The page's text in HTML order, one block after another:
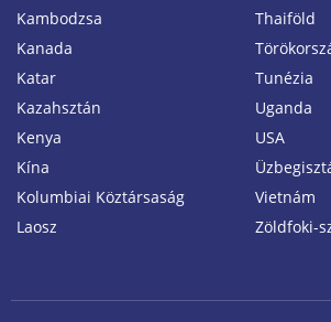
Kambodzsa
Kanada
Katar
Kazahsztán
Kenya
Kína
Kolumbiai Köztársaság
Laosz
Thaiföld
Tunézia
Uganda
USA
Vietnám
Zöldfoki-